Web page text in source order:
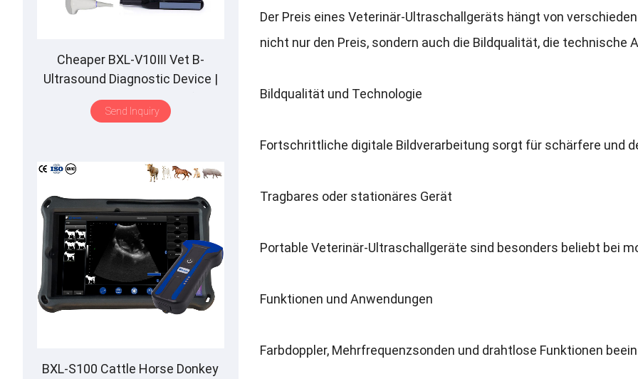
Der Preis eines Veterinär-Ultraschallgeräts hängt von
nicht nur den Preis, sondern auch die Bildqualität, die
Bildqualität und Technologie
Fortschrittliche digitale Bildverarbeitung sorgt für schärfere und
Tragbares oder stationäres Gerät
Portable Veterinär-Ultraschallgeräte sind besonders beliebt bei
Funktionen und Anwendungen
Farbdoppler, Mehrfrequenzsonden und drahtlose Funktionen
Cheaper BXL-V10Ⅲ Vet B-
Ultrasound Diagnostic Device |
Animal Pregnancy Backfat
Detect | Multiple Probe
Send Inquiry
BXL-S100 Cattle Horse Donkey